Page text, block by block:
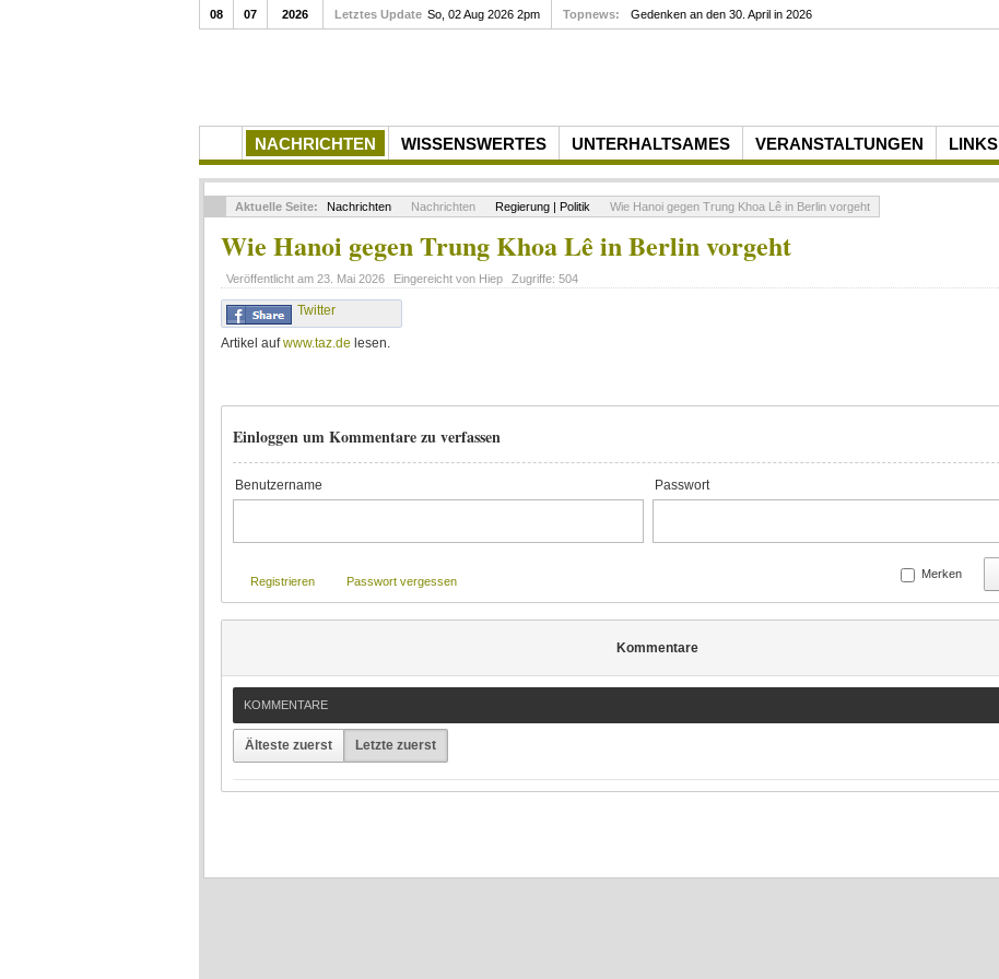
NACHRICHTEN WISSENSWERTES UNTERHALTSAMES VERANSTALTUNGEN LINKS
08 07 2026 Letztes Update So, 02 Aug 2026 2pm Topnews: Gedenken an den 30. April in 2026
Aktuelle Seite: Nachrichten Nachrichten Regierung | Politik Wie Hanoi gegen Trung Khoa Lê in Berlin vorgeht
Wie Hanoi gegen Trung Khoa Lê in Berlin vorgeht
Veröffentlicht am 23. Mai 2026 Eingereicht von Hiep Zugriffe: 504
Twitter
Artikel aufwww.taz.de lesen.
Einloggen um Kommentare zu verfassen
Benutzername Passwort
Merken
Registrieren Passwort vergessen
Kommentare
KOMMENTARE
Älteste zuerst Letzte zuerst